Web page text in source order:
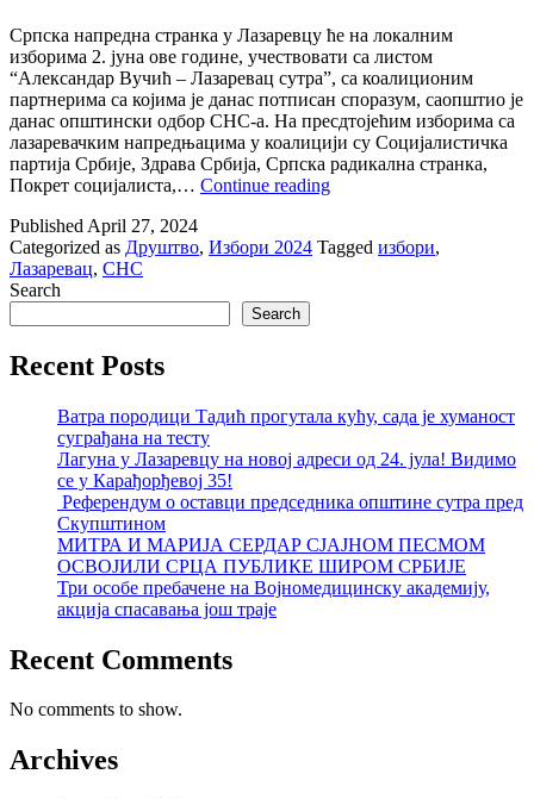
Српска напредна странка у Лазаревцу ће на локалним
изборима 2. јуна ове године, учествовати са листом
“Александар Вучић – Лазаревац сутра”, са коалиционим
партнерима са којима је данас потписан споразум, саопштио је
данас општински одбор СНС-а. На пресдтојећим изборима са
лазаревачким напредњацима у коалицији су Социјалистичка
партија Србије, Здрава Србија, Српска радикална странка,
Покрет социјалиста,… Continue readingЛазаревачки
коалициони
Published April 27, 2024
Categorized as Друштво, Избори 2024 Tagged избори,
Лазаревац, СНС
Search
Search
Recent Posts
Ватра породици Тадић прогутала кућу, сада је хуманост
суграђана на тесту
Лагуна у Лазаревцу на новој адреси од 24. јула! Видимо
се у Карађорђевој 35!
Референдум о оставци председника општине сутра пред
Скупштином
МИТРА И МАРИЈА СЕРДАР СЈАЈНОМ ПЕСМОМ
ОСВОЈИЛИ СРЦА ПУБЛИКЕ ШИРОМ СРБИЈЕ
Три особе пребачене на Војномедицинску академију,
акција спасавања још траје
Recent Comments
No comments to show.
Archives